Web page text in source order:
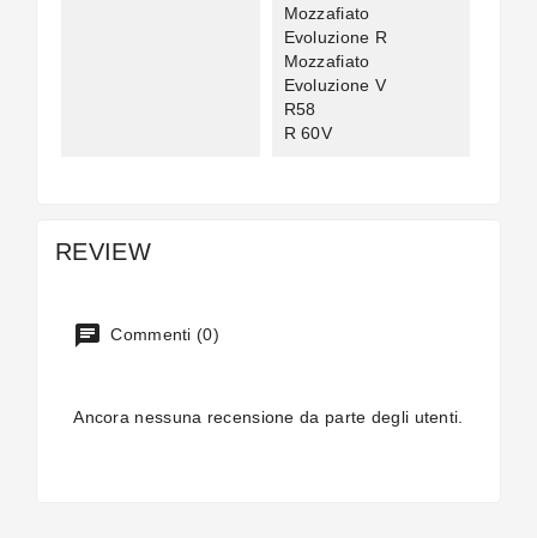
Mozzafiato
Evoluzione R
Mozzafiato
Evoluzione V
R58
R 60V
REVIEW
Commenti (0)
Ancora nessuna recensione da parte degli utenti.